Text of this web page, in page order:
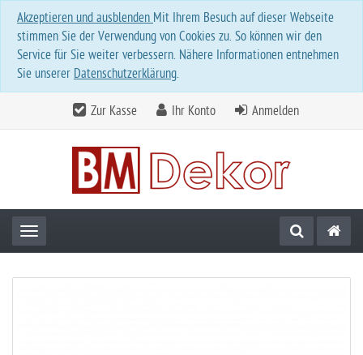
Akzeptieren und ausblenden Mit Ihrem Besuch auf dieser Webseite
stimmen Sie der Verwendung von Cookies zu. So können wir den
Service für Sie weiter verbessern. Nähere Informationen entnehmen
Sie unserer Datenschutzerklärung.
Zur Kasse Ihr Konto Anmelden
Toggle navigation